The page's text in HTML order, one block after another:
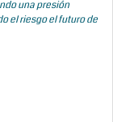
una presión
el riesgo el futuro de